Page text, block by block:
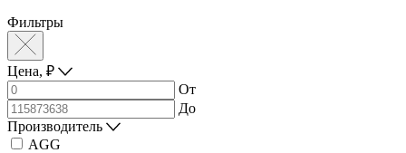
Фильтры
Цена, ₽
От
До
Производитель
AGG